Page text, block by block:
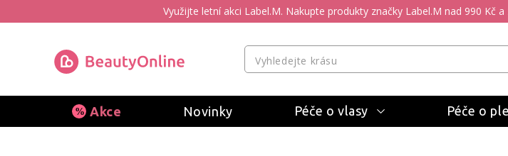
Využijte letní akci Label.M. Nakupte produkty značky Label.M nad 990 Kč a
Akce Novinky Péče o vlasy Péče o